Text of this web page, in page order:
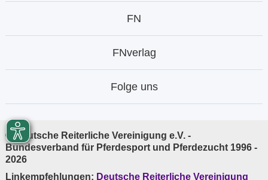
FN
FNverlag
Folge uns
© Deutsche Reiterliche Vereinigung e.V. -
Bundesverband für Pferdesport und Pferdezucht 1996 -
2026
Linkempfehlungen: Deutsche Reiterliche Vereinigung